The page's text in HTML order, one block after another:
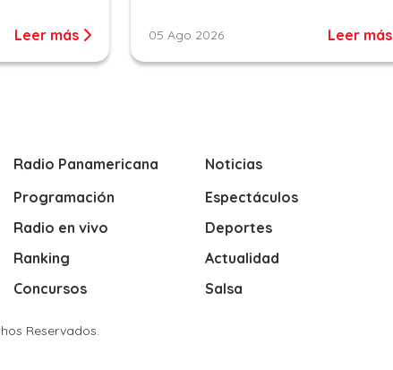
Leer más 05 Ago 2026 Leer más
Radio Panamericana
Programación
Radio en vivo
Ranking
Concursos
Noticias
Espectáculos
Deportes
Actualidad
Salsa
Reservados.